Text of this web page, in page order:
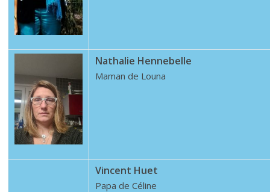
Nathalie Hennebelle
Maman de Louna
Vincent Huet
Papa de Céline